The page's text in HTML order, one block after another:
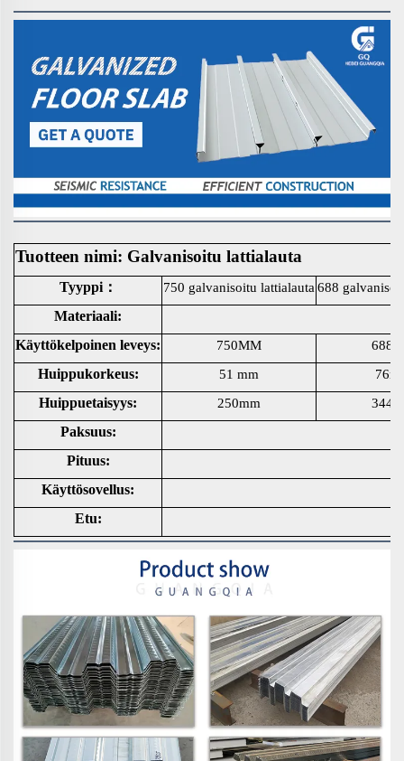
Tuotteen nimi: Galvanisoitu lattialauta
Tyyppi： 750 galvanisoitu lattialauta688
Materiaali:
Käyttökelpoinen leveys:
750MM
Huippukorkeus: 51 mm
Huippuetaisyys: 250mm
Paksuus:
Pituus:
Käyttösovellus:
Etu: